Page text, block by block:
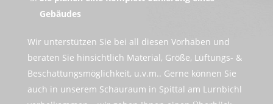
Gebäudes
Wir unterstützen Sie bei all diesen Vorhaben und
beraten Sie hinsichtlich Material, Größe, Lüftungs- &
Beschattungsmöglichkeit, u.v.m.. Gerne können Sie
auch in unserem Schauraum in Spittal am Lurnbichl